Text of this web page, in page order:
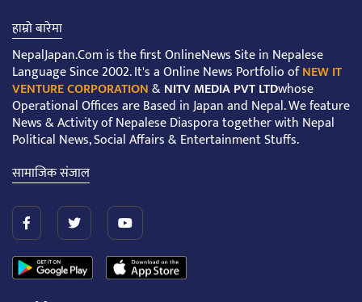
हाम्रो बारेमा
NepalJapan.Com is the first OnlineNews Site in Nepalese
Language Since 2002. It's a Online News Portfolio ofNEW IT
VENTURE CORPORATION&NITV MEDIA PVT LTDwhose
Operational Offices are Based in Japan and Nepal. We feature
News & Activity of Nepalese Diaspora together with Nepal
Political News, Social Affairs & Entertainment Stuffs.
सामाजिक संजाल